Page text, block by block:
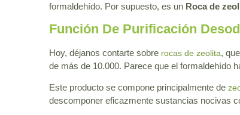
formaldehído. Por supuesto, es un Roca de
Función De Purificación
Hoy, déjanos contarte sobre rocas de zeolita,
de más de 10.000. Parece que el formaldehído
Este producto se compone principalmente de
descomponer eficazmente sustancias nocivas